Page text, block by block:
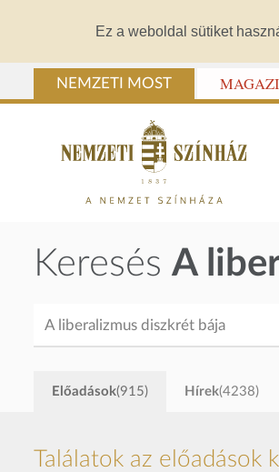
Ez a weboldal sütiket
NEMZETI MOST
Keresés A
Előadások(915) Hírek(4238)
Találatok az előadások